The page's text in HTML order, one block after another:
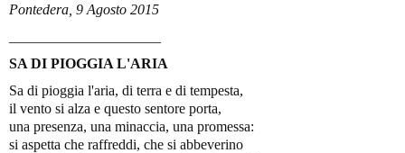
Pontedera, 9 Agosto 2015
SA DI PIOGGIA L'ARIA
Sa di pioggia l'aria, di terra e di tempesta,
il vento si alza e questo sentore porta,
una presenza, una minaccia, una promessa:
si aspetta che raffreddi, che si abbeverino